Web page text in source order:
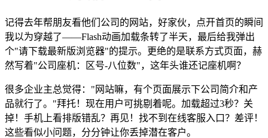
记得去年帮朋友看他们公司的网站，好家伙，点开首页的瞬间
我以为穿越了——Flash动画加载条转了半天，最后给我弹出
个"请下载最新版浏览器"的提示。更绝的是联系方式页面，赫
然写着"公司座机：区号-八位数"，这年头谁还记座机啊？
很多企业主总觉得："网站嘛，有个页面展示下公司简介和产
品就行了。"拜托！现在用户可挑剔着呢。加载超过3秒？关
掉！手机上看排版错乱？再见！找不到在线客服入口？差评！
这些看似小问题，分分钟让你丢掉潜在客户。